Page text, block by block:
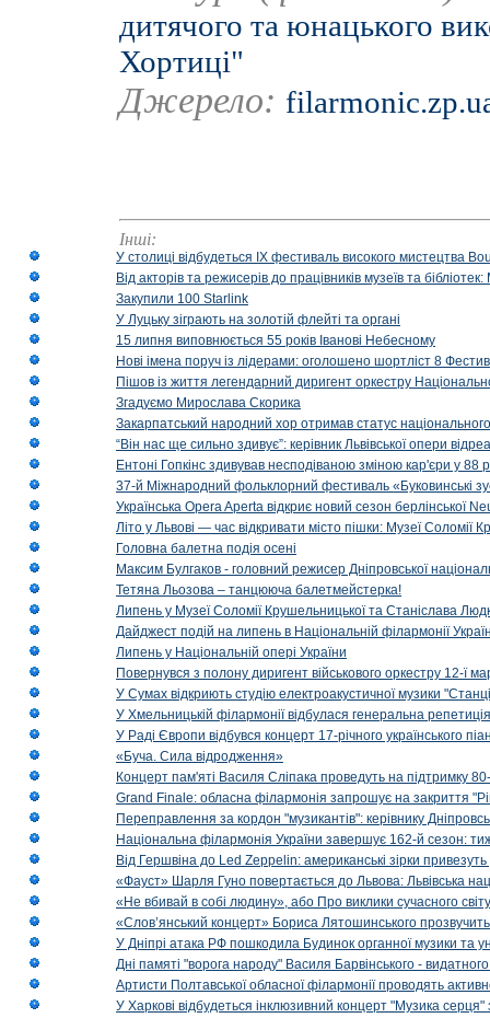
дитячого та юнацького
Хортиці"
Джерело:
Інші:
У столиці відбудеться IX фестиваль високого мистецтва
Від акторів та режисерів до працівників музеїв та
Закупили 100 Starlink
У Луцьку зіграють на золотій флейті та органі
15 липня виповнюється 55 років Іванові Небесному
Нові імена поруч із лідерами: оголошено шортліст 8
Пішов із життя легендарний диригент оркестру
Згадуємо Мирослава Скорика
Закарпатський народний хор отримав статус національного
“Він нас ще сильно здивує”: керівник Львівської опери
Ентоні Гопкінс здивував несподіваною зміною кар'єри у 88
37-й Міжнародний фольклорний фестиваль «Буковинські
Українська Opera Aperta відкриє новий сезон берлінської
Літо у Львові — час відкривати місто пішки: Музеї Соломії
Головна балетна подія осені
Максим Булгаков - головний режисер Дніпровської
Тетяна Льозова – танцююча балетмейстерка!
Липень у Музеї Соломії Крушельницької та Станіслава
Дайджест подій на липень в Національній філармонії
Липень у Національній опері України
Повернувся з полону диригент військового оркестру 12-ї
У Сумах відкриють студію електроакустичної музики
У Хмельницькій філармонії відбулася генеральна
У Раді Європи відбувся концерт 17-річного українського
«Буча. Сила відродження»
Концерт пам'яті Василя Сліпака проведуть на підтримку
Grand Finale: обласна філармонія запрошує на закриття
Переправлення за кордон "музикантів": керівнику
Національна філармонія України завершує 162-й сезон:
Від Гершвіна до Led Zeppelin: американські зірки
«Фауст» Шарля Гуно повертається до Львова: Львівська
«Не вбивай в собі людину», або Про виклики сучасного світу
«Слов’янський концерт» Бориса Лятошинського
У Дніпрі атака РФ пошкодила Будинок органної музики та
Дні памяті "ворога народу" Василя Барвінського -
Артисти Полтавської обласної філармонії проводять
У Харкові відбудеться інклюзивний концерт "Музика